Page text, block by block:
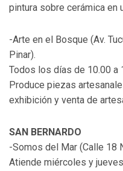
pintura sobre cerámica en
-Arte en el Bosque (Av.
Pinar).
Todos los días de 10.00 a
Produce piezas
exhibición y venta de
SAN BERNARDO
-Somos del Mar (Calle 18
Atiende miércoles y